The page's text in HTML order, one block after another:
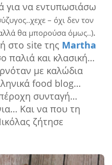
για να εντυπωσιάσω
– όχι δεν τον
θα μπορούσα όμως..).
στο site της Martha
παλιά και κλασική…
με καλώδια
food blog…
συνταγή…
Και να που τη
ζήτησε